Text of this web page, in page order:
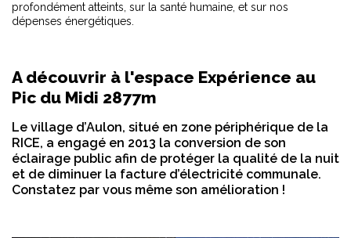
profondément atteints, sur la santé humaine, et sur nos
dépenses énergétiques.
A découvrir à l'espace Expérience au
Pic du Midi 2877m
Le village d’Aulon, situé en zone périphérique de la
RICE, a engagé en 2013 la conversion de son
éclairage public afin de protéger la qualité de la nuit
et de diminuer la facture d’électricité communale.
Constatez par vous même son amélioration !